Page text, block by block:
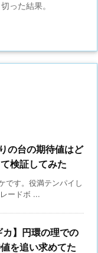
った結果。
の台の期待値はど
検証してみた
です。役満テンパイし
ードボ ...
カ】円環の理での
を追い求めてた